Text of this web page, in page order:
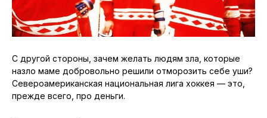
С другой стороны, зачем желать людям зла, которые
назло маме добровольно решили отморозить себе уши?
Североамериканская национальная лига хоккея — это,
прежде всего, про деньги.